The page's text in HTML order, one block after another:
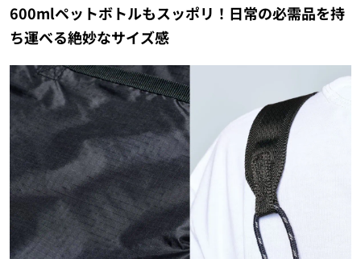
600mlペットボトルもスッポリ！日常の必需品を持
ち運べる絶妙なサイズ感